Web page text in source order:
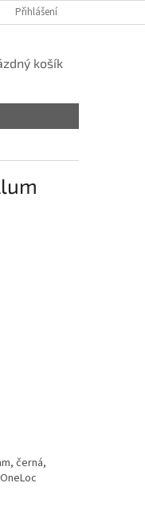
Přihlášení
košík
černá,